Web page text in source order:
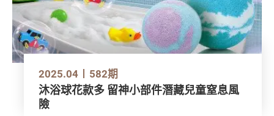
2025.04 582期
沐浴球花款多 留神小部件潛藏兒童窒息風
險